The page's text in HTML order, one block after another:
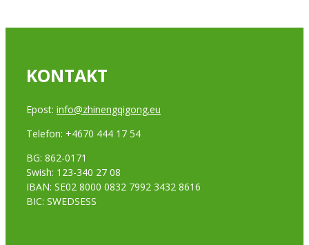
KONTAKT
Epost: info@zhinengqigong.eu
Telefon: +4670 444 17 54
BG: 862-0171
Swish: 123-340 27 08
IBAN: SE02 8000 0832 7992 3432 8616
BIC: SWEDSESS